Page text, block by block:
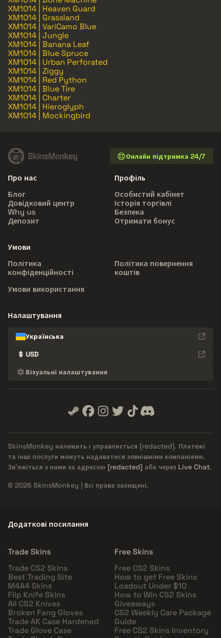
XM1014 | Heaven Guard
XM1014 | Grassland
XM1014 | VariCamo Blue
XM1014 | Jungle
XM1014 | Banana Leaf
XM1014 | Blue Spruce
XM1014 | Urban Perforated
XM1014 | Ziggy
XM1014 | Red Python
XM1014 | Blue Tire
XM1014 | Charter
XM1014 | Hieroglyph
XM1014 | Mockingbird
Онлайн підтримка 24/7
Про нас
Блог
Довідковий центр
Why us
Депозит
Профіль
Особистий кабінет
Історія торгівлі
Безпека
Отримати бонус
Умови
Політика
конфіденційності
Політика повернення
коштів
Умови використання
Налаштування
Українська
$ USD
Візуальні налаштування
SkinsMonkey належить і управляється [redacted]. Платежі
та інші послуги можуть надаватися зовнішніми компаніями.
Зв'яжіться з нами за адресою [redacted] або через Live Chat.
© 2026 SkinsMonkey | Всі права захищені.
Додаткові посилання
Trade Skins
Trade CS2 Skins
Best Trading Site
M4A4 Skins
Flip Knife Skins
All CS2 Knives
Broken Fang Gloves
Trade AK Case Hardened
Trade Glove Case
Free Skins
Free CS2 Skins
How to get Free Skins
Loadout Under $10
How to Win CS2 Skins
Giveaways
CS2 Weekly Care Package
Guide
Free CS2 Skins Inventory